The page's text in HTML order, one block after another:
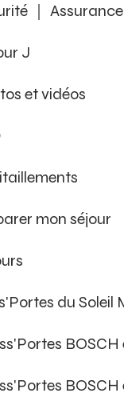
｜ Assurance
J
et vidéos
mon séjour
du Soleil